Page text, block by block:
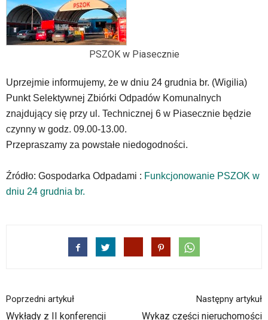
menu
skiplinks
pozwalające
szybko
treści,
które
znajduje
bezpośrednio
pod
wiadomością.
nie
nawigacja
obsługiwana
PSZOK w Piasecznie
Uprzejmie informujemy, że w dniu 24 grudnia br. (Wigilia)
Punkt Selektywnej Zbiórki Odpadów Komunalnych
znajdujący się przy ul. Technicznej 6 w Piasecznie będzie
czynny w godz. 09.00-13.00.
Przepraszamy za powstałe niedogodności.
Źródło: Gospodarka Odpadami : Funkcjonowanie PSZOK w
dniu 24 grudnia br.
Poprzedni artykuł
Wykłady z II konferencji
Następny artykuł
Wykaz części nieruchomości